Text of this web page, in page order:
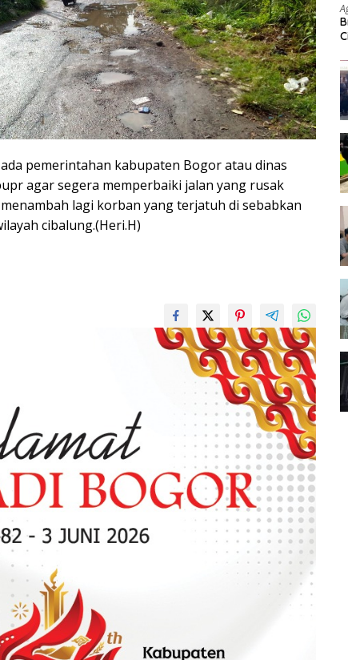
pemerintahan kabupaten Bogor atau dinas
agar segera memperbaiki jalan yang rusak
lagi korban yang terjatuh di sebabkan
cibalung.(Heri.H)